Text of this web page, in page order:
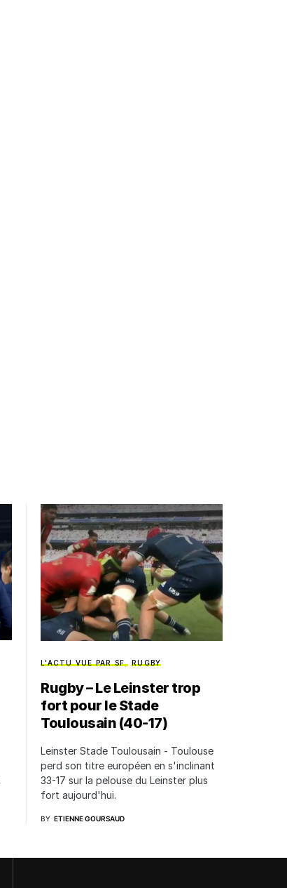
L'ACTU VUE PAR SF RUGBY
Rugby – Le Leinster trop
fort pour le Stade
Toulousain (40-17)
Leinster Stade Toulousain - Toulouse
perd son titre européen en s'inclinant
33-17 sur la pelouse du Leinster plus
fort aujourd'hui.
BY ETIENNE GOURSAUD